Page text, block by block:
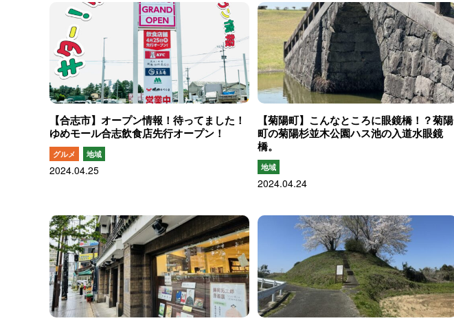
【合志市】オープン情報！待ってました！
ゆめモール合志飲食店先行オープン！
グルメ 地域
2024.04.25
【菊陽町】こんなところに眼鏡橋！？菊陽
町の菊陽杉並木公園ハス池の入道水眼鏡
橋。
地域
2024.04.24